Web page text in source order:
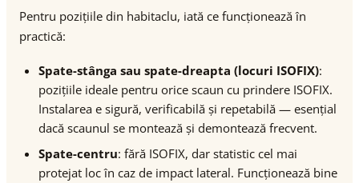
Pentru pozițiile din habitaclu, iată ce funcționează în
practică:
Spate-stânga sau spate-dreapta (locuri ISOFIX):
pozițiile ideale pentru orice scaun cu prindere ISOFIX.
Instalarea e sigură, verificabilă și repetabilă — esențial
dacă scaunul se montează și demontează frecvent.
Spate-centru: fără ISOFIX, dar statistic cel mai
protejat loc în caz de impact lateral. Funcționează bine